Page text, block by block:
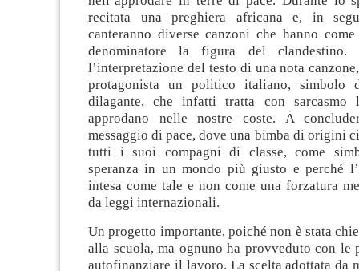
recitata una preghiera africana e, in
canteranno diverse canzoni che hanno
denominatore la figura del clandestino.
l’interpretazione del testo di una nota
protagonista un politico italiano, simbolo
dilagante, che infatti tratta con sarcasmo
approdano nelle nostre coste. A
messaggio di pace, dove una bimba di origini
tutti i suoi compagni di classe, come
speranza in un mondo più giusto e perché
intesa come tale e non come una forzatura
da leggi internazionali.
Un progetto importante, poiché non è stata
alla scuola, ma ognuno ha provveduto con le
autofinanziare il lavoro. La scelta adottata da